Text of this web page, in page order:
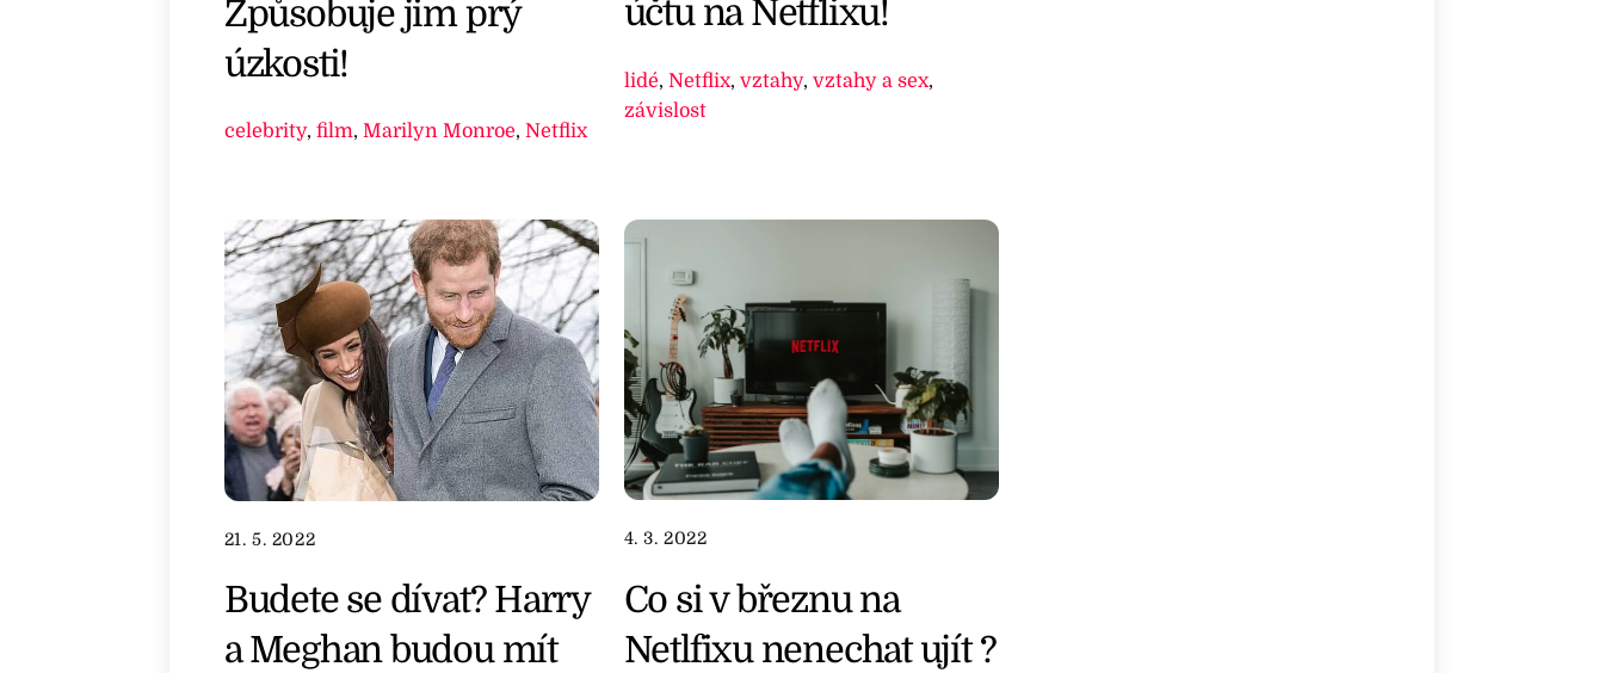
Způsobuje jim prý
úzkosti!
celebrity, film, Marilyn Monroe, Netflix
účtu na Netflixu!
lidé, Netflix, vztahy, vztahy a sex,
závislost
21. 5. 2022
Budete se dívat? Harry
a Meghan budou mít
4. 3. 2022
Co si v březnu na
Netlfixu nenechat ujít ?